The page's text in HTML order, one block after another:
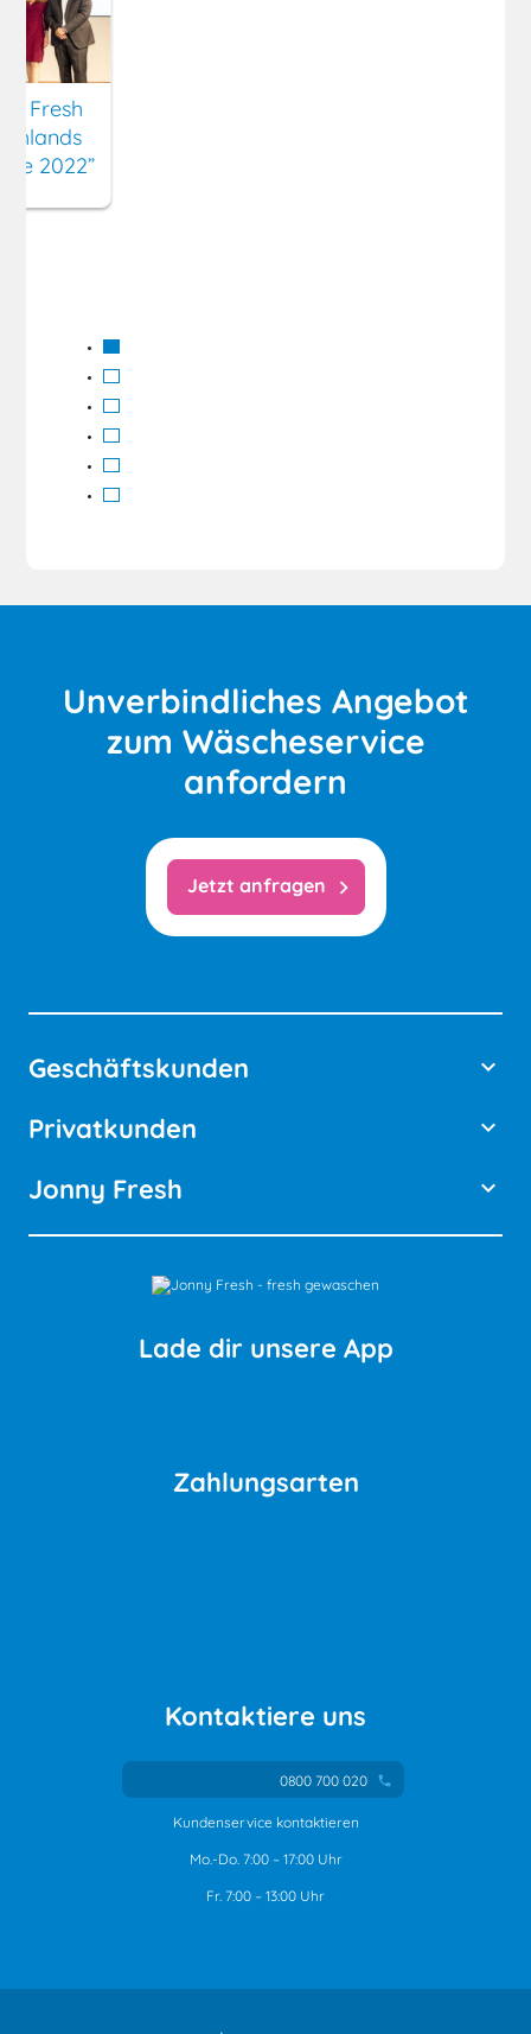
Fresh
2022”
Unverbindliches Angebot
zum Wäscheservice
anfordern
Jetzt anfragen chevron_right
Geschäftskunden keyboard_arrow_down
Privatkunden keyboard_arrow_down
Jonny Fresh keyboard_arrow_down
Lade dir unsere App
Zahlungsarten
Kontaktiere uns
0800 700 020 phone
Kundenservice kontaktieren
Mo.-Do. 7:00 – 17:00 Uhr
Fr. 7:00 – 13:00 Uhr